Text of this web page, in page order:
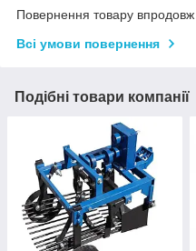
Повернення товару
Всі умови повернення
Подібні товари компанії